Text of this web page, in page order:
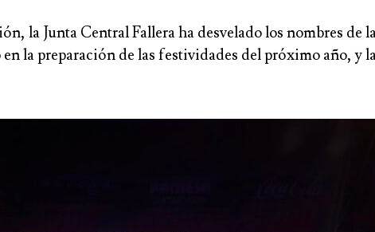
la Junta Central Fallera ha desvelado los nombres de
la preparación de las festividades del próximo año, y